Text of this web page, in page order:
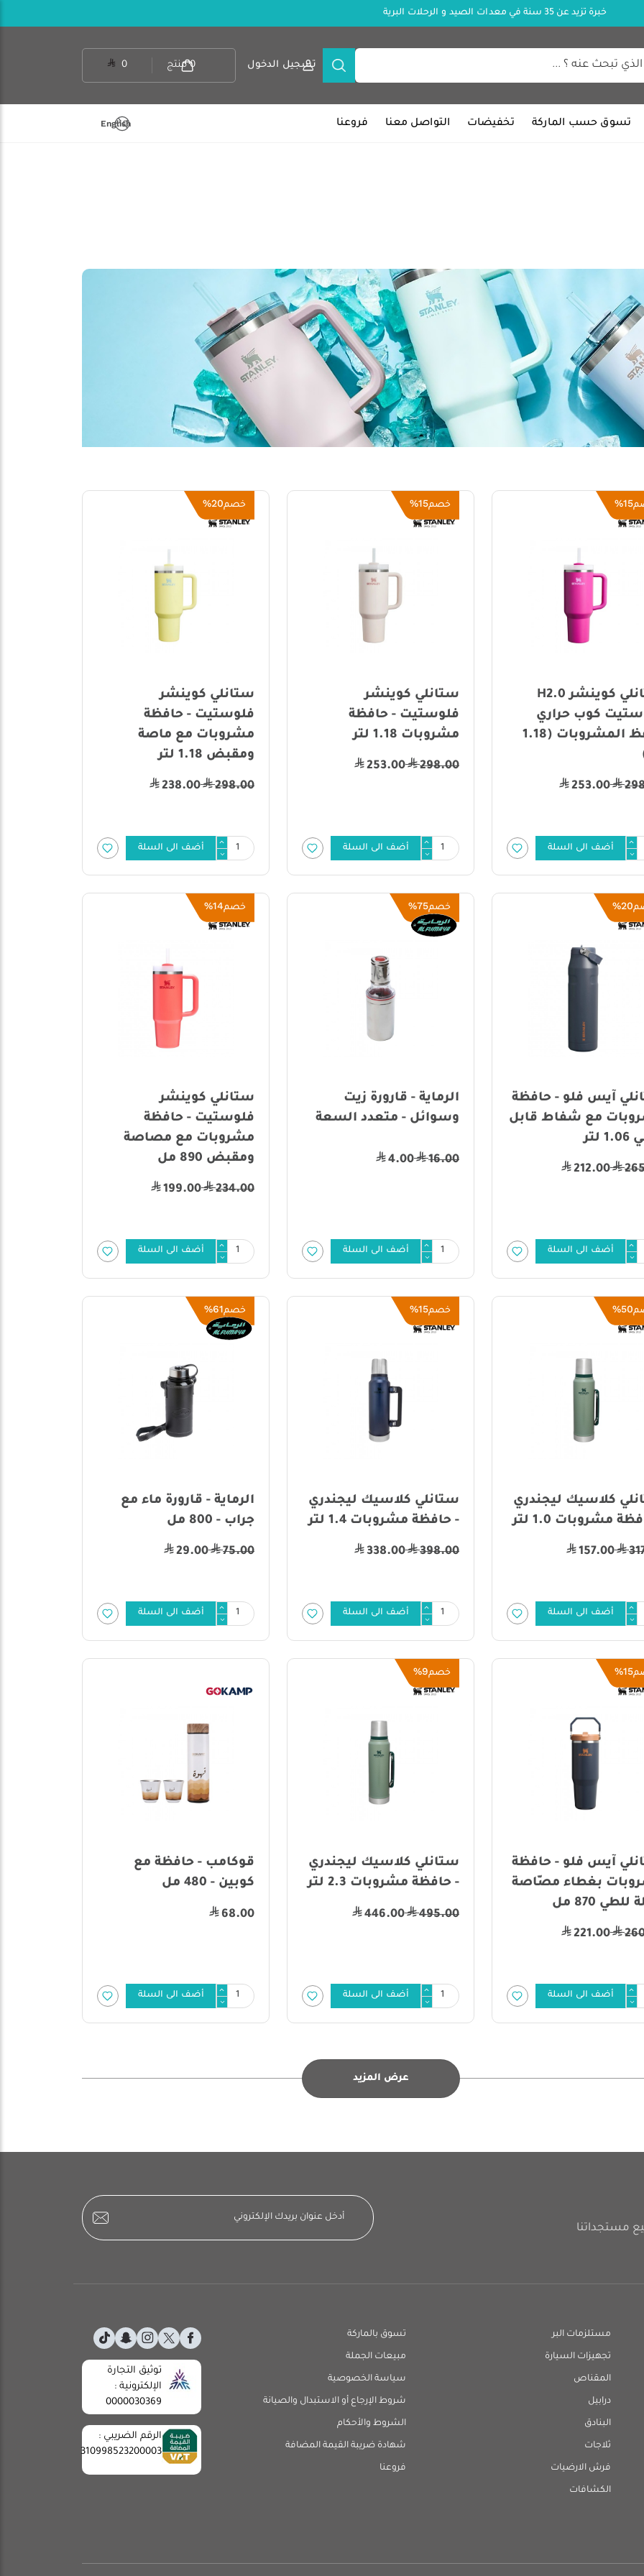
خبرة تزيد عن 35 سنة في معدات الصيد و الرحلات البرية
تسجيل الدخول 0 منتج 0
تسوق حسب الماركة تخفيضات التواصل معنا فروعنا English
15%
ستانلي كوينشر H2.0
كوب حراري
لحفظ المشروبات (1.18
253.00
أضف الى السلة
خصم15%
ستانلي كوينشر
فلوستيت - حافظة
مشروبات 1.18 لتر
298.00
253.00
أضف الى السلة
خصم20%
ستانلي كوينشر
فلوستيت - حافظة
مشروبات مع ماصة
ومقبض 1.18 لتر
298.00
238.00
أضف الى السلة
20%
آيس فلو - حافظة
مع شفاط قابل
لتر
212.00
أضف الى السلة
خصم75%
الرماية - قارورة زيت
وسوائل - متعدد السعة
16.00
4.00
أضف الى السلة
خصم14%
ستانلي كوينشر
فلوستيت - حافظة
مشروبات مع مصاصة
ومقبض 890 مل
234.00
199.00
أضف الى السلة
50%
كلاسيك ليجندري
مشروبات 1.0 لتر
157.00
أضف الى السلة
خصم15%
ستانلي كلاسيك ليجندري
- حافظة مشروبات 1.4 لتر
398.00
338.00
أضف الى السلة
خصم61%
الرماية - قارورة ماء مع
جراب - 800 مل
75.00
29.00
أضف الى السلة
15%
آيس فلو - حافظة
بغطاء مصّاصة
للطي 870 مل
221.00
أضف الى السلة
خصم9%
ستانلي كلاسيك ليجندري
- حافظة مشروبات 2.3 لتر
495.00
446.00
أضف الى السلة
قوكامب - حافظة مع
كوبين - 480 مل
68.00
أضف الى السلة
عرض المزيد
مستلزمات البر
تجهيزات السيارة
المقناص
درابيل
البنادق
ثلاجات
فرش الارضيات
الكشافات
تسوق بالماركة
مبيعات الجملة
سياسة الخصوصية
شروط الإرجاع أو الاستبدال والصيانة
الشروط والأحكام
شهادة ضريبة القيمة المضافة
فروعنا
توثيق التجارة
الإلكترونية :
0000030369
الرقم الضريبي :
310998523200003